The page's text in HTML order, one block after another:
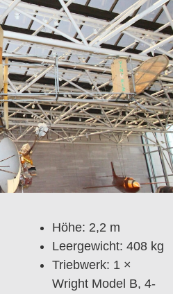
Höhe: 2,2 m
Leergewicht: 408 kg
Triebwerk: 1 ×
Wright Model B, 4-